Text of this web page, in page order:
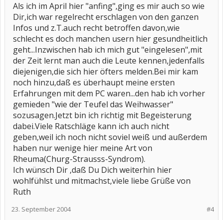
Habe vor ca. 1 1/2 Jahren rheumatoide Arthrits diagnostiziert
bekommen.
Seronegativ oder Seropositiv -- keine Ahnung!!
Schmerzen habe ich zwar auch täglich -mal super stark, aber auch
manchmal fast gar nichts-.
Bisher eine Erosion am li. Ringfinger Mittelgelenk, sonst nichts
außer geschwollene Fingergelenke (mal mehr mal weniger).
Würde gerne auf viele Beiträge antworten, aber leider habe ich
einfach keine Ahnung um Euch Ratschläge zu geben.
Vielen Dank an alle, die Ihr uns Neulingen mit so viel Rat und
Aufmunterung zur Seite steht.
Einen schmerzfreien Tag und liebe Grüße
Celi
Als ich im April hier "anfing",ging es mir auch so wie
Dir,ich war regelrecht erschlagen von den ganzen
Infos und z.T.auch recht betroffen davon,wie
schlecht es doch manchen usern hier gesundheitlich
geht...Inzwischen hab ich mich gut "eingelesen",mit
der Zeit lernt man auch die Leute kennen,jedenfalls
diejenigen,die sich hier öfters melden.Bei mir kam
noch hinzu,daß es überhaupt meine ersten
Erfahrungen mit dem PC waren...den hab ich vorher
gemieden "wie der Teufel das Weihwasser"
sozusagen.Jetzt bin ich richtig mit Begeisterung
dabei.Viele Ratschläge kann ich auch nicht
geben,weil ich noch nicht soviel weiß und außerdem
haben nur wenige hier meine Art von
Rheuma(Churg-Strausss-Syndrom).
Ich wünsch Dir ,daß Du Dich weiterhin hier
wohlfühlst und mitmachst,viele liebe Grüße von
Ruth
#4
23. September 2004